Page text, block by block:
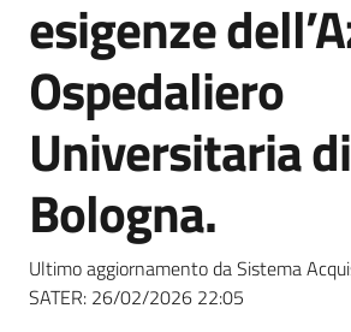
esigenze
Ospedaliero
Universitaria di
Bologna.
Ultimo aggiornamento da Sistema
SATER: 26/02/2026 22:05